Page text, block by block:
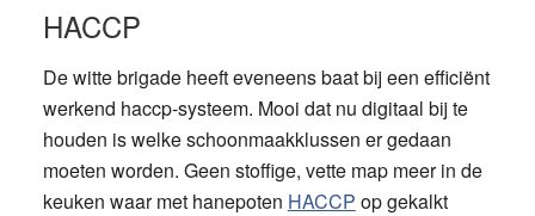
HACCP
De witte brigade heeft eveneens baat bij een efficiënt
werkend haccp-systeem. Mooi dat nu digitaal bij te
houden is welke schoonmaakklussen er gedaan
moeten worden. Geen stoffige, vette map meer in de
keuken waar met hanepoten HACCP op gekalkt